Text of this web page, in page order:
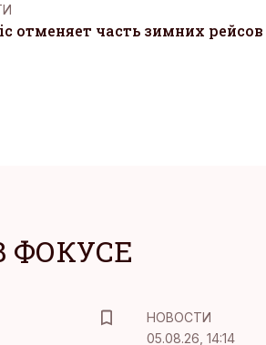
отменяет часть зимних рейсов
ФОКУСЕ
НОВОСТИ
05.08.26, 14:14